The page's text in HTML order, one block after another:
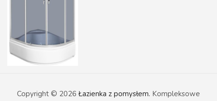
Copyright © 2026Łazienka z pomysłem. Kompleksowe